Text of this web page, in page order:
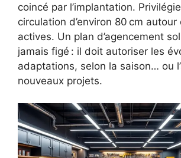
coincé par l’implantation.
circulation d’environ 80 cm autour
actives. Un plan d’agencement
jamais figé : il doit autoriser les
adaptations, selon la saison… ou
nouveaux projets.